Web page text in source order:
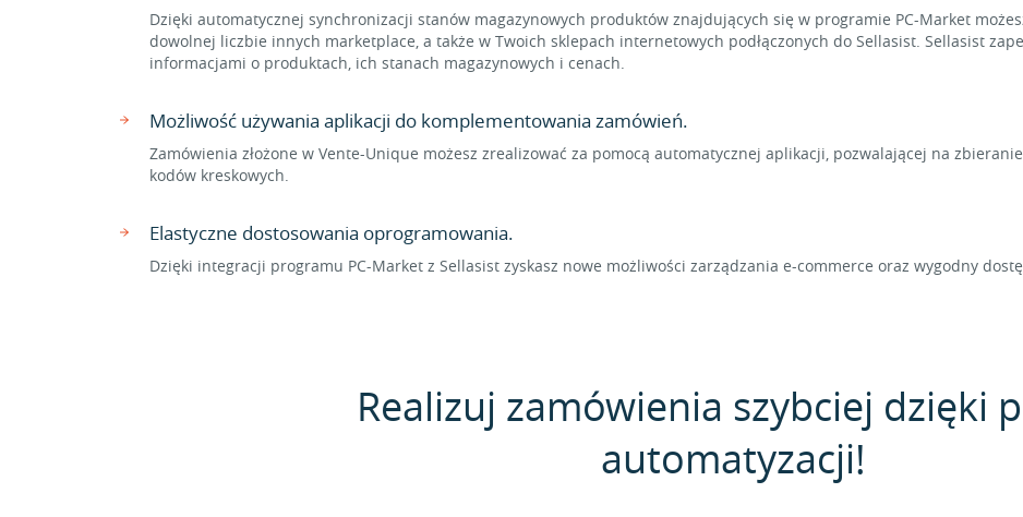
Dzięki automatycznej synchronizacji stanów magazynowych produktów znajdujących się w programie PC-Market
dowolnej liczbie innych marketplace, a także w Twoich sklepach internetowych podłączonych do Sellasist. Sellasist
informacjami o produktach, ich stanach magazynowych i cenach.
Możliwość używania aplikacji do komplementowania zamówień.
Zamówienia złożone w Vente-Unique możesz zrealizować za pomocą automatycznej aplikacji, pozwalającej na
kodów kreskowych.
Elastyczne dostosowania oprogramowania.
Dzięki integracji programu PC-Market z Sellasist zyskasz nowe możliwości zarządzania e-commerce oraz wygodny
Realizuj zamówienia szybciej dzięki
automatyzacji!